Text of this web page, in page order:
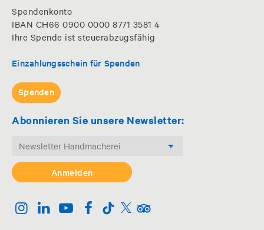
Spendenkonto
IBAN CH66 0900 0000 8771 3581 4
Ihre Spende ist steuerabzugsfähig
Einzahlungsschein für Spenden
Spenden
Abonnieren Sie unsere Newsletter: